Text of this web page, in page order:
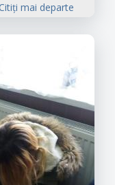
mai departe